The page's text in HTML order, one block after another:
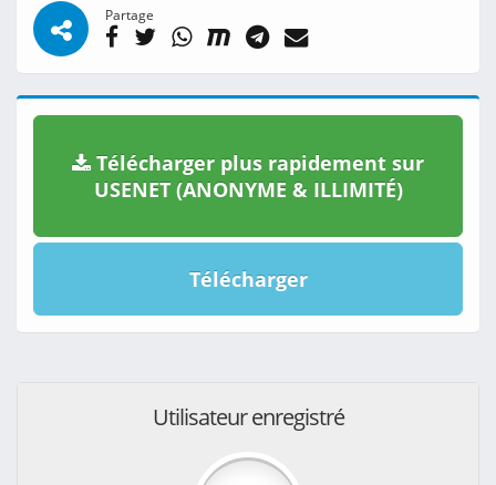
Partage
Télécharger plus rapidement sur
USENET (ANONYME & ILLIMITÉ)
Télécharger
Utilisateur enregistré